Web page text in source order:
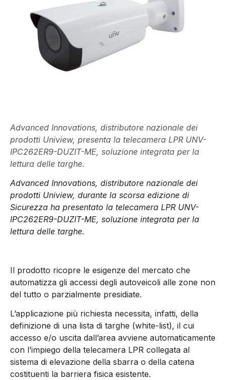
Advanced Innovations, distributore nazionale dei
prodotti Uniview, presenta la telecamera LPR UNV-
IPC262ER9-DUZIT-ME, soluzione integrata per la
lettura delle targhe.
Advanced Innovations, distributore nazionale dei
prodotti Uniview, durante la scorsa edizione di
Sicurezza ha presentato la telecamera LPR UNV-
IPC262ER9-DUZIT-ME, soluzione integrata per la
lettura delle targhe.
Il prodotto ricopre le esigenze del mercato che
automatizza gli accessi degli autoveicoli alle zone non
del tutto o parzialmente presidiate.
L’applicazione più richiesta necessita, infatti, della
definizione di una lista di targhe (white-list), il cui
accesso e/o uscita dall’area avviene automaticamente
con l’impiego della telecamera LPR collegata al
sistema di elevazione della sbarra o della catena
costituenti la barriera fisica esistente.